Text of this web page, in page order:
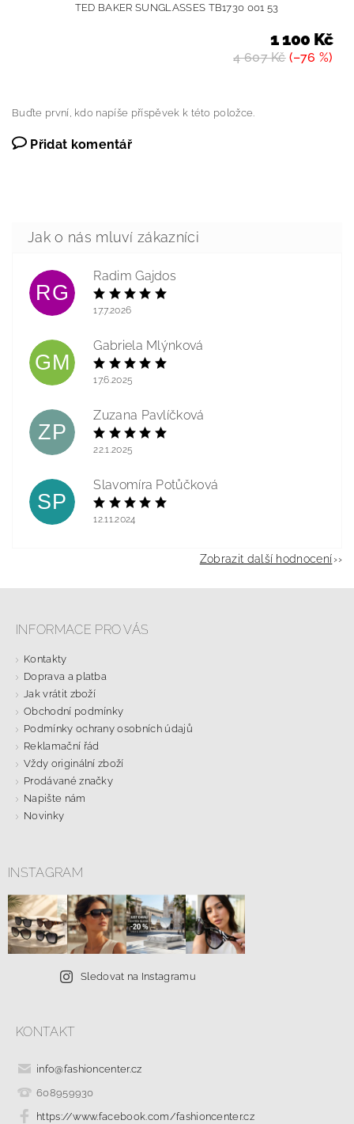
TED BAKER SUNGLASSES TB1730 001 53
4 607 Kč(–76 %)
1 100 Kč
Buďte první, kdo napíše příspěvek k této položce.
Přidat komentář
RG
Radim Gajdos
17.7.2026
GM
Gabriela Mlýnková
17.6.2025
ZP
Zuzana Pavlíčková
22.1.2025
SP
Slavomíra Potůčková
12.11.2024
Zobrazit další hodnocení
INFORMACE PRO VÁS
Kontakty
Doprava a platba
Jak vrátit zboží
Obchodní podmínky
Podmínky ochrany osobních údajů
Reklamační řád
Vždy originální zboží
Prodávané značky
Napište nám
Novinky
INSTAGRAM
Sledovat na Instagramu
KONTAKT
info@fashioncenter.cz
608959930
https://www.facebook.com/fashioncenter.cz